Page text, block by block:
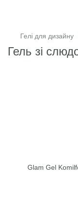
Гелі для дизайну
Гель зі
Glam Gel